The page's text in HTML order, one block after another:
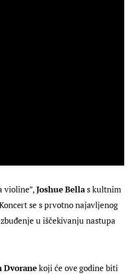
violine”, Joshue Bella s kultnim
se s prvotno najavljenog
u iščekivanju nastupa
Dvorane koji će ove godine biti